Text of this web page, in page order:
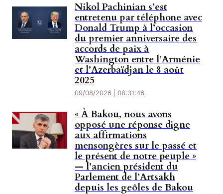
Nikol Pachinian s’est
entretenu par téléphone avec
Donald Trump à l’occasion
du premier anniversaire des
accords de paix à
Washington entre l’Arménie
et l’Azerbaïdjan le 8 août
2025
09/08/2026 | 08:31:46
« À Bakou, nous avons
opposé une réponse digne
aux affirmations
mensongères sur le passé et
le présent de notre peuple »
— l’ancien président du
Parlement de l’Artsakh
depuis les geôles de Bakou